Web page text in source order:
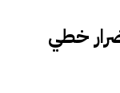
خطي